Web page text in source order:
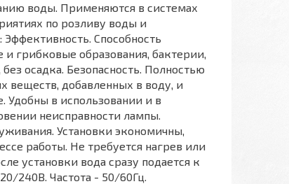
воды. Применяются в системах
по розливу воды и
Способность
грибковые образования, бактерии,
осадка. Безопасность. Полностью
веществ, добавленных в воду, и
Удобны в использовании и в
неисправности лампы.
Установки экономичны,
работы. Не требуется нагрев или
установки вода сразу подается к
240В. Частота - 50/60Гц.